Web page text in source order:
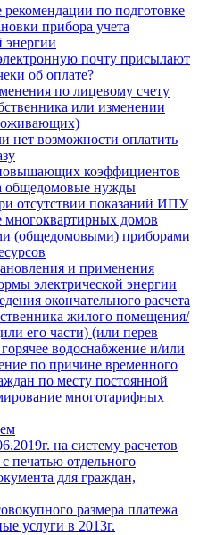
по подготовке
прибора учета
энергии
почту присылают
об оплате?
по лицевому счету
или изменении
нет возможности оплатить
коэффициентов
общедомовые нужды
отсутствии показаний ИПУ
многоквартирных домов
(общедомовыми) приборами
и применения
электрической энергии
окончательного расчета
жилого помещения/
его части) (или перев
горячее водоснабжение и/или
по причине временного
по месту постоянной
многотарифных
на систему расчетов
печатью отдельного
для граждан,
размера платежа
услуги в 2013г.